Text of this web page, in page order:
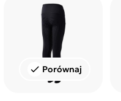
check Porównaj